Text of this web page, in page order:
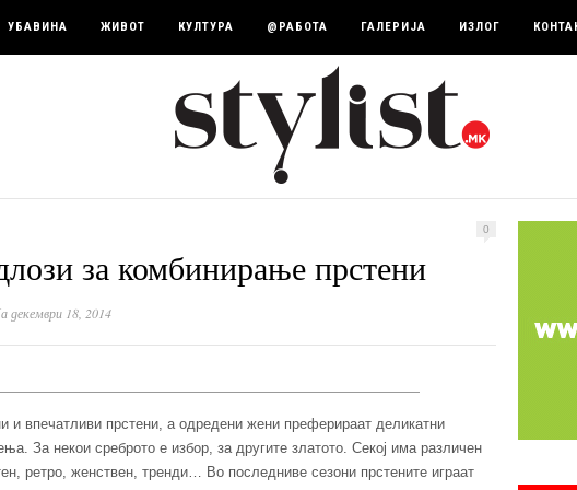
УБАВИНА ЖИВОТ КУЛТУРА @РАБОТА ГАЛЕРИЈА ИЗЛОГ
0
за комбинирање прстени
декември 18, 2014
и впечатливи прстени, а одредени жени преферираат деликатни
За некои среброто е избор, за другите златото. Секој има различен
ретро, женствен, тренди… Во последниве сезони прстените играат